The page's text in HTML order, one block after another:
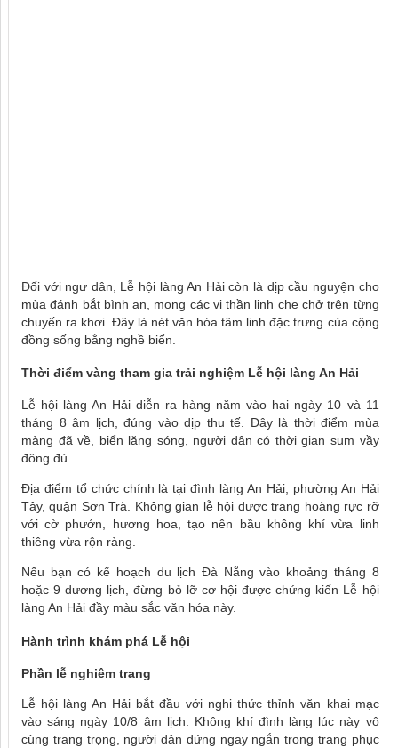
Đối với ngư dân, Lễ hội làng An Hải còn là dịp cầu nguyện cho
mùa đánh bắt bình an, mong các vị thần linh che chở trên từng
chuyến ra khơi. Đây là nét văn hóa tâm linh đặc trưng của cộng
đồng sống bằng nghề biển.
Thời điểm vàng tham gia trải nghiệm Lễ hội làng An Hải
Lễ hội làng An Hải diễn ra hàng năm vào hai ngày 10 và 11
tháng 8 âm lịch, đúng vào dịp thu tế. Đây là thời điểm mùa
màng đã về, biển lặng sóng, người dân có thời gian sum vầy
đông đủ.
Địa điểm tổ chức chính là tại đình làng An Hải, phường An Hải
Tây, quận Sơn Trà. Không gian lễ hội được trang hoàng rực rỡ
với cờ phướn, hương hoa, tạo nên bầu không khí vừa linh
thiêng vừa rộn ràng.
Nếu bạn có kế hoạch du lịch Đà Nẵng vào khoảng tháng 8
hoặc 9 dương lịch, đừng bỏ lỡ cơ hội được chứng kiến Lễ hội
làng An Hải đầy màu sắc văn hóa này.
Hành trình khám phá Lễ hội
Phần lễ nghiêm trang
Lễ hội làng An Hải bắt đầu với nghi thức thỉnh văn khai mạc
vào sáng ngày 10/8 âm lịch. Không khí đình làng lúc này vô
cùng trang trọng, người dân đứng ngay ngắn trong trang phục